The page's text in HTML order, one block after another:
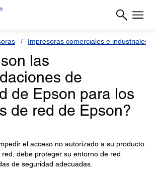
Impresoras comerciales e industriales
las
de
de Epson para los
de red de Epson?
el acceso no autorizado a su producto
debe proteger su entorno de red
de seguridad adecuadas.